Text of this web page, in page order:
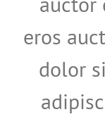
eros
dolor